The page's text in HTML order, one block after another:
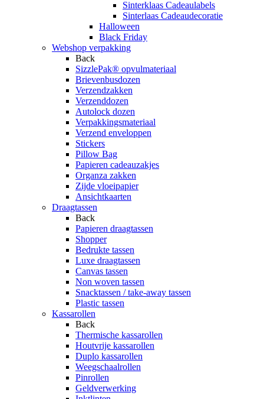
Sinterklaas Cadeaulabels
Sinterlaas Cadeaudecoratie
Halloween
Black Friday
Webshop verpakking
Back
SizzlePak® opvulmateriaal
Brievenbusdozen
Verzendzakken
Verzenddozen
Autolock dozen
Verpakkingsmateriaal
Verzend enveloppen
Stickers
Pillow Bag
Papieren cadeauzakjes
Organza zakken
Zijde vloeipapier
Ansichtkaarten
Draagtassen
Back
Papieren draagtassen
Shopper
Bedrukte tassen
Luxe draagtassen
Canvas tassen
Non woven tassen
Snacktassen / take-away tassen
Plastic tassen
Kassarollen
Back
Thermische kassarollen
Houtvrije kassarollen
Duplo kassarollen
Weegschaalrollen
Pinrollen
Geldverwerking